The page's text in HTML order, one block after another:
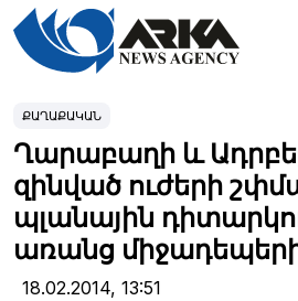
ՔԱՂԱՔԱԿԱՆ
Ղարաբաղի և
զինված ուժերի
պլանային
առանց
18.02.2014, 13:51